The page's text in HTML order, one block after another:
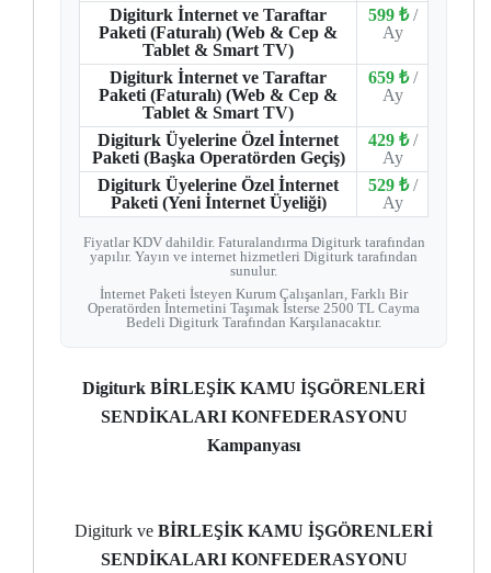
Digiturk İnternet ve Taraftar
Paketi (Faturalı) (Web & Cep &
Tablet & Smart TV)
599 ₺ /
Ay
Digiturk İnternet ve Taraftar
Paketi (Faturalı) (Web & Cep &
Tablet & Smart TV)
659 ₺ /
Ay
Digiturk Üyelerine Özel İnternet
Paketi (Başka Operatörden Geçiş)
429 ₺ /
Ay
Digiturk Üyelerine Özel İnternet
Paketi (Yeni İnternet Üyeliği)
529 ₺ /
Ay
Fiyatlar KDV dahildir. Faturalandırma Digiturk tarafından
yapılır. Yayın ve internet hizmetleri Digiturk tarafından
sunulur.
İnternet Paketi İsteyen Kurum Çalışanları, Farklı Bir
Operatörden İnternetini Taşımak İsterse 2500 TL Cayma
Bedeli Digiturk Tarafından Karşılanacaktır.
Digiturk BİRLEŞİK KAMU İŞGÖRENLERİ
SENDİKALARI KONFEDERASYONU
Kampanyası
Digiturk ve BİRLEŞİK KAMU İŞGÖRENLERİ
SENDİKALARI KONFEDERASYONU